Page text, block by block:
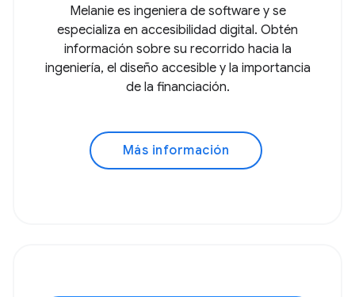
Melanie es ingeniera de software y se
especializa en accesibilidad digital. Obtén
información sobre su recorrido hacia la
ingeniería, el diseño accesible y la importancia
de la financiación.
Más información